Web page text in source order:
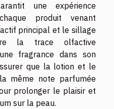
une expérience
produit venant
principal et le sillage
la trace olfactive
fragrance dans son
que la lotion et le
même note parfumée
prolonger le plaisir et
sur la peau.